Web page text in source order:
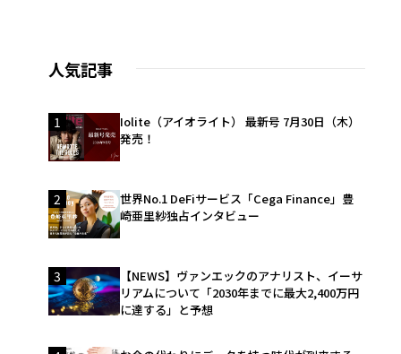
人気記事
1
Iolite（アイオライト） 最新号 7月30日（木）
発売！
2
世界No.1 DeFiサービス「Cega Finance」豊
崎亜里紗独占インタビュー
3
【NEWS】ヴァンエックのアナリスト、イーサ
リアムについて「2030年までに最大2,400万円
に達する」と予想